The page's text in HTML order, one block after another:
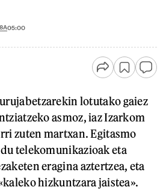
05:00
lotutako gaiez
asmoz, iaz Izarkom
zuten martxan. Egitasmo
telekomunikazioak eta
eragina aztertzea, eta
hizkuntzara jaistea».